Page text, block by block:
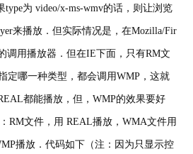
为 video/x-ms-wmv的话，则让浏览
来播放．但实际情况是，在Mozilla/Fir
调用播放器．但在IE下面，只有RM文
定哪一种类型，都会调用WMP，这就
都能播放，但，WMP的效果要好
RM文件，用 REAL播放，WMA文件用
播放．代码如下（注：因为只显示控